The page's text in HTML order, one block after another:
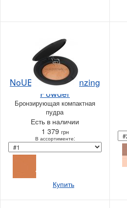
NoUBA Earth Bronzing
Powder
Бронзирующая компактная
пудра
Есть в наличии
1 379 грн
В ассортименте:
Купить